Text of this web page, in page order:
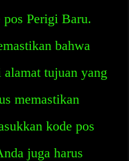
pos Perigi Baru.
bahwa
tujuan yang
memastikan
kode pos
juga harus